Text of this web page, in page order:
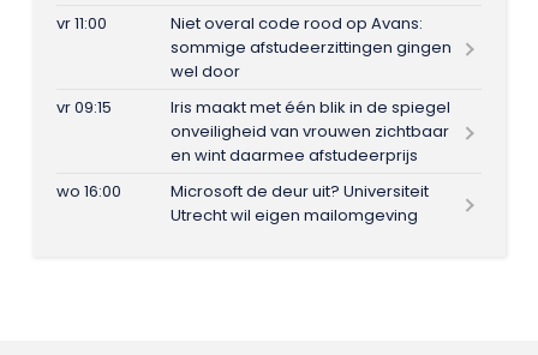
vr 11:00
Niet overal code rood op Avans:
sommige afstudeerzittingen gingen
wel door
vr 09:15
Iris maakt met één blik in de spiegel
onveiligheid van vrouwen zichtbaar
en wint daarmee afstudeerprijs
wo 16:00
Microsoft de deur uit? Universiteit
Utrecht wil eigen mailomgeving